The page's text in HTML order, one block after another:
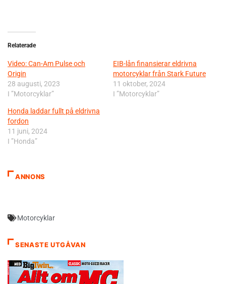
Relaterade
Video: Can-Am Pulse och
Origin
28 augusti, 2023
I ”Motorcyklar”
EIB-lån finansierar eldrivna
motorcyklar från Stark Future
11 oktober, 2024
I ”Motorcyklar”
Honda laddar fullt på eldrivna
fordon
11 juni, 2024
I ”Honda”
ANNONS
Motorcyklar
SENASTE UTGÅVAN